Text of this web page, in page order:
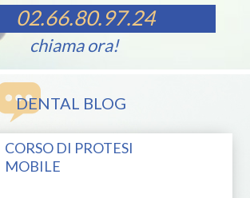
02.66.80.97.24
chiama ora!
DENTAL BLOG
CORSO DI PROTESI
MOBILE